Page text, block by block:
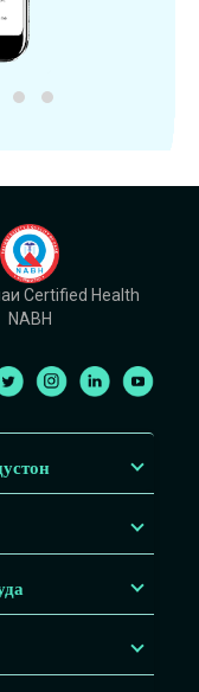
Certified Health
NABH